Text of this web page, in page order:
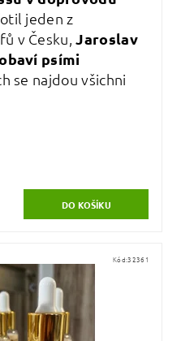
jeden z
v Česku,Jaroslav
psími
se najdou všichni
Kód:32361